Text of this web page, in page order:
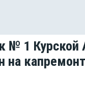
№ 1 Курской
на капремонт